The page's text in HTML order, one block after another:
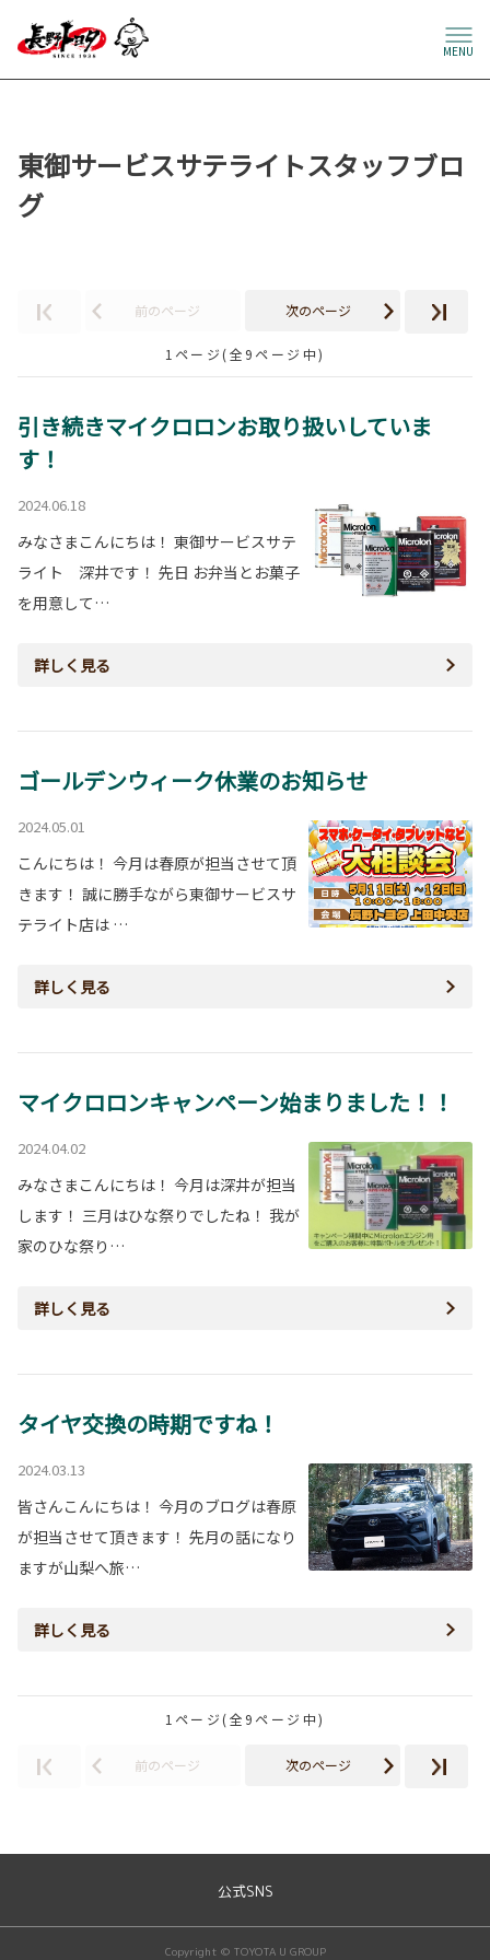
MENU
東御サービスサテライトスタッフブロ
グ
前のページ 次のページ
1ページ(全9ページ中)
引き続きマイクロロンお取り扱いしていま
す！
2024.06.18
みなさまこんにちは！ 東御サービスサテ
ライト 深井です！ 先日 お弁当とお菓子
を用意して…
詳しく見る
ゴールデンウィーク休業のお知らせ
2024.05.01
こんにちは！ 今月は春原が担当させて頂
きます！ 誠に勝手ながら東御サービスサ
テライト店は …
詳しく見る
マイクロロンキャンペーン始まりました！！
2024.04.02
みなさまこんにちは！ 今月は深井が担当
します！ 三月はひな祭りでしたね！ 我が
家のひな祭り…
詳しく見る
タイヤ交換の時期ですね！
2024.03.13
皆さんこんにちは！ 今月のブログは春原
が担当させて頂きます！ 先月の話になり
ますが山梨へ旅…
詳しく見る
1ページ(全9ページ中)
前のページ 次のページ
公式SNS
Copyright © TOYOTA U GROUP